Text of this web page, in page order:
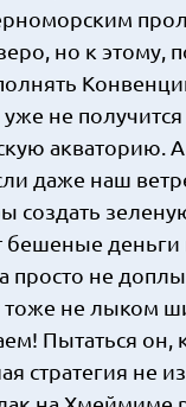
но к этому,
не
акваторию.
даже наш
создать
деньги
просто не
тоже не лыком
Пытаться
не